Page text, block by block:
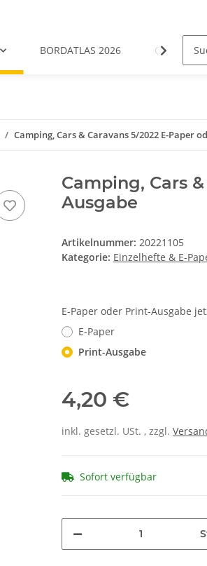
BORDATLAS 2026 Camping-
Camping, Cars & Caravans 5/2022 E-Paper
Camping, Cars
Ausgabe
Artikelnummer: 20221105
Kategorie: Einzelhefte & E-
E-Paper oder Print-Ausgabe
E-Paper
Print-Ausgabe
4,20 €
inkl. gesetzl. USt. , zzgl.
Sofort verfügbar